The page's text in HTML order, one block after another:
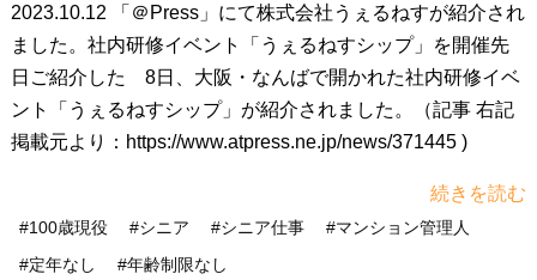
2023.10.12 「＠Press」にて株式会社うぇるねすが紹介され
ました。社内研修イベント「うぇるねすシップ」を開催先
日ご紹介した 8日、大阪・なんばで開かれた社内研修イベ
ント「うぇるねすシップ」が紹介されました。（記事 右記
掲載元より：https://www.atpress.ne.jp/news/371445 )
続きを読む
#100歳現役 #シニア #シニア仕事
#マンション管理人
#定年なし
#年齢制限なし